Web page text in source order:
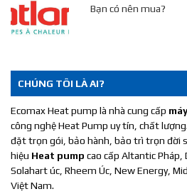
Bạn có nên mua?
CHÚNG TÔI LÀ AI?
Ecomax Heat pump là nhà cung cấp
công nghệ Heat Pump uy tín, chất
đặt trọn gói, bảo hành, bảo trì trọn đời
hiệu Heat pump cao cấp Altantic Pháp,
Solahart úc, Rheem Úc, New Energy,
Việt Nam.